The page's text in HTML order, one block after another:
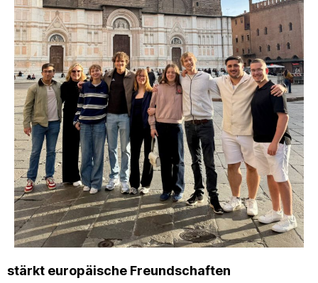
stärkt europäische Freundschaften